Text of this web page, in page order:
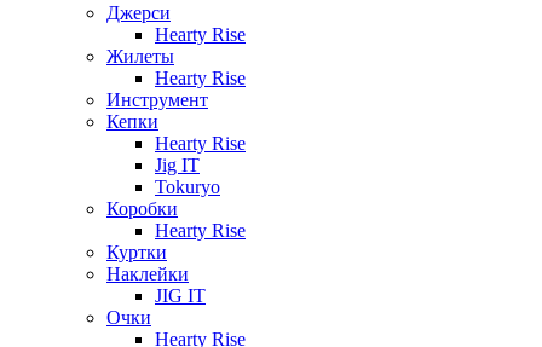
Джерси
Hearty Rise
Жилеты
Hearty Rise
Инструмент
Кепки
Hearty Rise
Jig IT
Tokuryo
Коробки
Hearty Rise
Куртки
Наклейки
JIG IT
Очки
Hearty Rise